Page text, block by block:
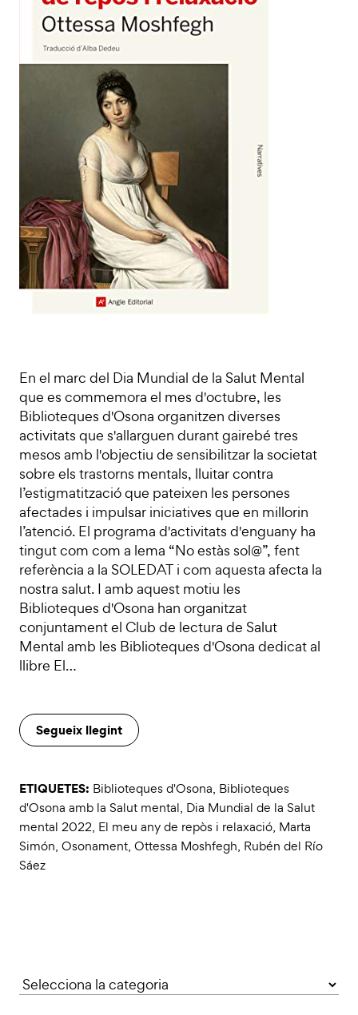
En el marc del Dia Mundial de la Salut Mental
que es commemora el mes d'octubre, les
Biblioteques d'Osona organitzen diverses
activitats que s'allarguen durant gairebé tres
mesos amb l'objectiu de sensibilitzar la societat
sobre els trastorns mentals, lluitar contra
l’estigmatització que pateixen les persones
afectades i impulsar iniciatives que en millorin
l’atenció. El programa d'activitats d'enguany ha
tingut com com a lema “No estàs sol@”, fent
referència a la SOLEDAT i com aquesta afecta la
nostra salut. I amb aquest motiu les
Biblioteques d'Osona han organitzat
conjuntament el Club de lectura de Salut
Mental amb les Biblioteques d'Osona dedicat al
llibre El…
Segueix llegint
ETIQUETES: Biblioteques d'Osona, Biblioteques
d'Osona amb la Salut mental, Dia Mundial de la Salut
mental 2022, El meu any de repòs i relaxació, Marta
Simón, Osonament, Ottessa Moshfegh, Rubén del Río
Sáez
Categories